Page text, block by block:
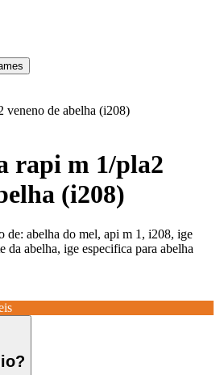
veneno de abelha (i208)
rapi m 1/pla2
(i208)
de: abelha do mel, api m 1, i208, ige
da abelha, ige especifica para abelha